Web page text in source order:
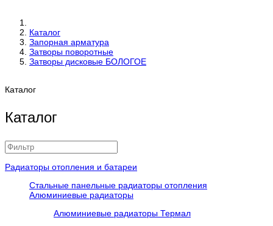
Каталог
Запорная арматура
Затворы поворотные
Затворы дисковые БОЛОГОЕ
Каталог
Каталог
Радиаторы отопления и батареи
Стальные панельные радиаторы отопления
Алюминиевые радиаторы
Алюминиевые радиаторы Термал